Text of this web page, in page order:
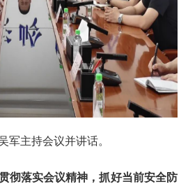
军主持会议并讲话。
彻落实会议精神，抓好当前安全防